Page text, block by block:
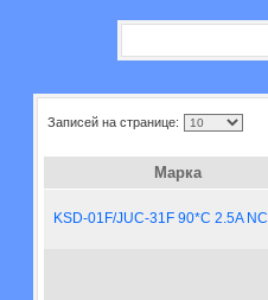
Записей на странице:
Марка
KSD-01F/JUC-31F 90*C 2.5A NC